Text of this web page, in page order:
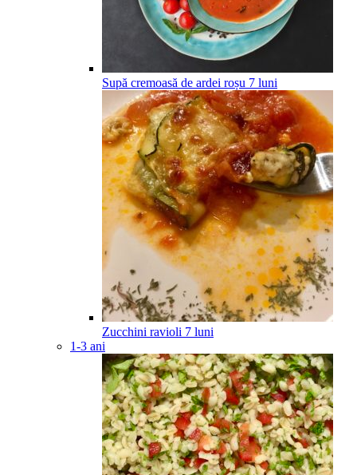
Supă cremoasă de ardei roșu 7 luni
Zucchini ravioli 7 luni
1-3 ani